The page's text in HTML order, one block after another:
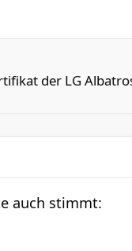
der LG
auch stimmt: